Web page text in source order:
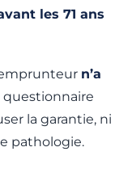
les 71 ans
n’a
questionnaire
la garantie, ni
pathologie.